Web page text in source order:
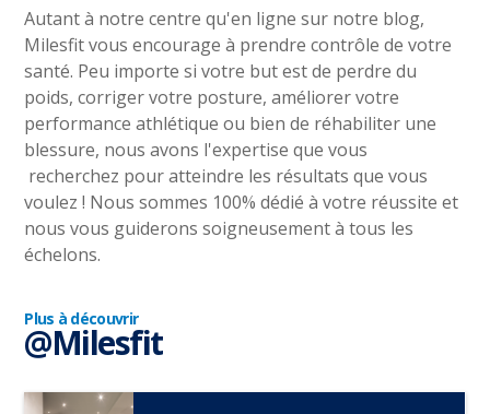
Autant à notre centre qu'en ligne sur notre blog,
Milesfit vous encourage à prendre contrôle de votre
santé. Peu importe si votre but est de perdre du
poids, corriger votre posture, améliorer votre
performance athlétique ou bien de réhabiliter une
blessure, nous avons l'expertise que vous
recherchez pour atteindre les résultats que vous
voulez ! Nous sommes 100% dédié à votre réussite et
nous vous guiderons soigneusement à tous les
échelons.
Plus à découvrir
@Milesfit